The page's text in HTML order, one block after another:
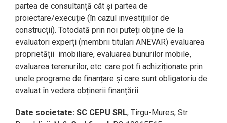
partea de consultanță cât și partea de
proiectare/execuție (în cazul investițiilor de
construcții). Totodată prin noi puteți obține de la
evaluatori experți (membrii titulari ANEVAR) evaluarea
proprietății imobiliare, evaluarea bunurilor mobile,
evaluarea terenurilor, etc. care pot fi achiziționate prin
unele programe de finanțare și care sunt obligatoriu de
evaluat în vedera obținerii finanțării.
Date societate: SC CEPU SRL, Tirgu-Mures, Str.